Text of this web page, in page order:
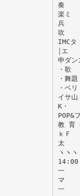
奏
楽ミ
兵
吹
IMCタ
￨エ
申ダン
・歌
・舞題
・ベリ
イサ山
K・
POP&フ
教 育
ｋＦ
太
ヽヽヽ
14:00
一
マ
一